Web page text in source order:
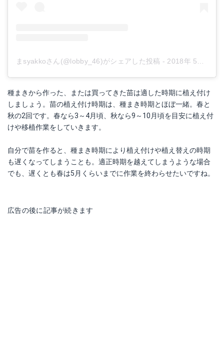
まsyakkoさん(@lobby_46)がシェアした投稿 - 2018年 5月月6日午前1時41分PDT
種まきから作った、または買ってきた苗は適した時期に植え付け
しましょう。苗の植え付け時期は、種まき時期とほぼ一緒。春と
秋の2回です。春なら3～4月頃、秋なら9～10月頃を目安に植え付
けや移植作業をしていきます。
自分で苗を作ると、種まき時期により植え付けや植え替えの時期
も遅くなってしまうことも。適正時期を越えてしまうような場合
でも、遅くとも春は5月くらいまでに作業を終わらせたいですね。
広告の後に記事が続きます